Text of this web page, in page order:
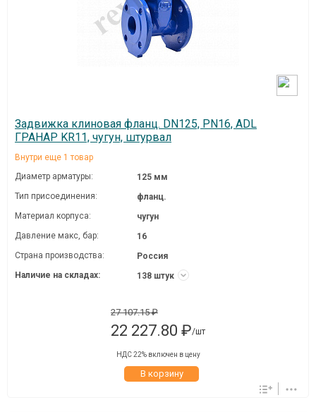
Задвижка клиновая фланц. DN125, PN16, ADL
ГРАНАР KR11, чугун, штурвал
Внутри еще 1 товар
Диаметр арматуры:
125 мм
Тип присоединения:
фланц.
Материал корпуса:
чугун
Давление макc, бар:
16
Страна производства:
Россия
Наличие на складах:
138 штук
27 107.15 ₽
22 227.80 ₽/шт
НДС 22% включен в цену
В корзину